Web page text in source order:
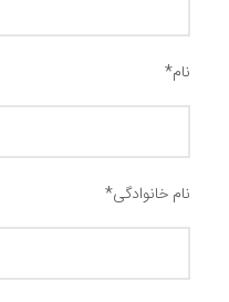
نام*
نام خانوادگی*